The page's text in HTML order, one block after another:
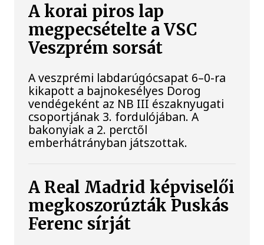
A korai piros lap
megpecsételte a VSC
Veszprém sorsát
A veszprémi labdarúgócsapat 6–0-ra
kikapott a bajnokesélyes Dorog
vendégeként az NB III északnyugati
csoportjának 3. fordulójában. A
bakonyiak a 2. perctől
emberhátrányban játszottak.
A Real Madrid képviselői
megkoszorúzták Puskás
Ferenc sírját